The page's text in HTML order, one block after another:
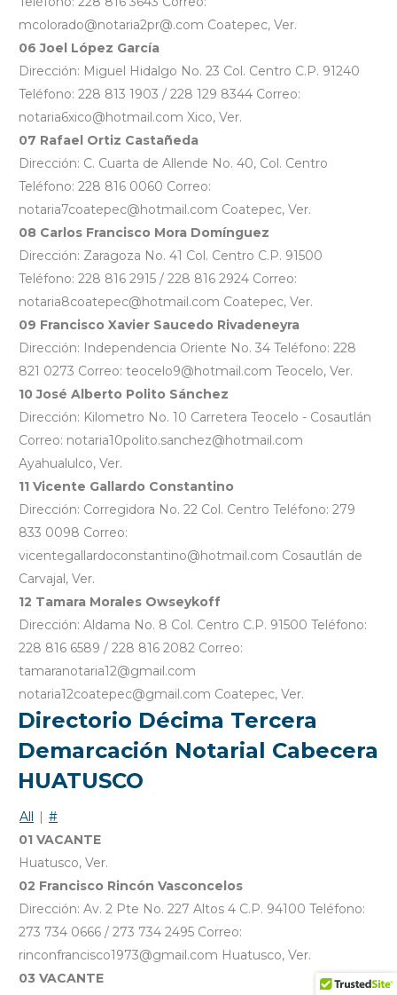
mcolorado@notaria2pr@.com Coatepec, Ver.
06 Joel López García
Dirección: Miguel Hidalgo No. 23 Col. Centro C.P. 91240
Teléfono: 228 813 1903 / 228 129 8344 Correo:
notaria6xico@hotmail.com Xico, Ver.
07 Rafael Ortiz Castañeda
Dirección: C. Cuarta de Allende No. 40, Col. Centro
Teléfono: 228 816 0060 Correo:
notaria7coatepec@hotmail.com Coatepec, Ver.
08 Carlos Francisco Mora Domínguez
Dirección: Zaragoza No. 41 Col. Centro C.P. 91500
Teléfono: 228 816 2915 / 228 816 2924 Correo:
notaria8coatepec@hotmail.com Coatepec, Ver.
09 Francisco Xavier Saucedo Rivadeneyra
Dirección: Independencia Oriente No. 34 Teléfono: 228
821 0273 Correo: teocelo9@hotmail.com Teocelo, Ver.
10 José Alberto Polito Sánchez
Dirección: Kilometro No. 10 Carretera Teocelo - Cosautlán
Correo: notaria10polito.sanchez@hotmail.com
Ayahualulco, Ver.
11 Vicente Gallardo Constantino
Dirección: Corregidora No. 22 Col. Centro Teléfono: 279
833 0098 Correo:
vicentegallardoconstantino@hotmail.com Cosautlán de
Carvajal, Ver.
12 Tamara Morales Owseykoff
Dirección: Aldama No. 8 Col. Centro C.P. 91500 Teléfono:
228 816 6589 / 228 816 2082 Correo:
tamaranotaria12@gmail.com
notaria12coatepec@gmail.com Coatepec, Ver.
Directorio Décima Tercera
Demarcación Notarial Cabecera
HUATUSCO
All | #
01 VACANTE
Huatusco, Ver.
02 Francisco Rincón Vasconcelos
Dirección: Av. 2 Pte No. 227 Altos 4 C.P. 94100 Teléfono:
273 734 0666 / 273 734 2495 Correo:
rinconfrancisco1973@gmail.com Huatusco, Ver.
03 VACANTE